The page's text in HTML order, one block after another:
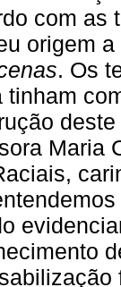
com as
origem
. Os
tinham
Maria